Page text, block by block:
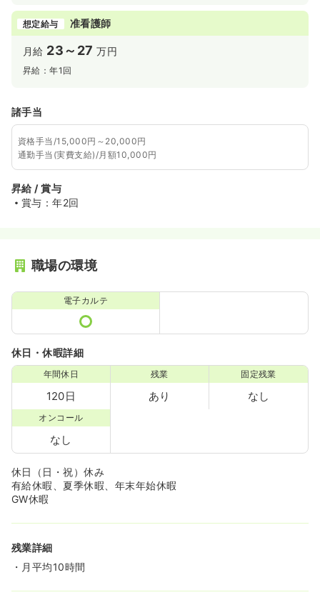
想定給与 准看護師
月給 23～27 万円
昇給：年1回
諸手当
資格手当/15,000円～20,000円
通勤手当(実費支給)/月額10,000円
昇給 / 賞与
賞与：年2回
職場の環境
電子カルテ
休日・休暇詳細
年間休日
120日
残業
あり
固定残業
なし
オンコール
なし
休日（日・祝）休み
有給休暇、夏季休暇、年末年始休暇
GW休暇
残業詳細
・月平均10時間